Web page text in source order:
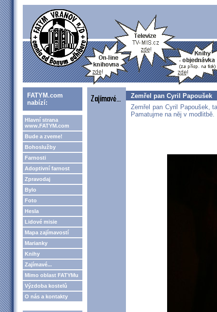
FATYM.com
nabízí:
Hlavní strana
www.FATYM.com
Bude a zveme!
Bohoslužby
Farnosti
Adoptivní farnost
Zpravodaj
Bylo
Foto
Hesla
Lidové misie
Mapa zajímavostí
Marianky
Knihy
Zajímavé...
Mimo oblast FATYMu
Výzdoba kostelů
O nás a kontakty
Zemřel pan Cyril Papoušek
Zemřel pan Cyril Papoušek,
Pamatujme na něj v modlitbě.